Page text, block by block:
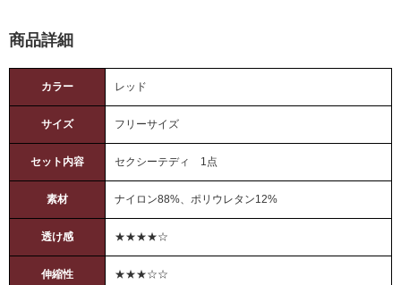
商品詳細
カラー レッド
サイズ フリーサイズ
セット内容 セクシーテディ 1点
素材 ナイロン88%、ポリウレタン12%
透け感 ★★★★☆
伸縮性 ★★★☆☆